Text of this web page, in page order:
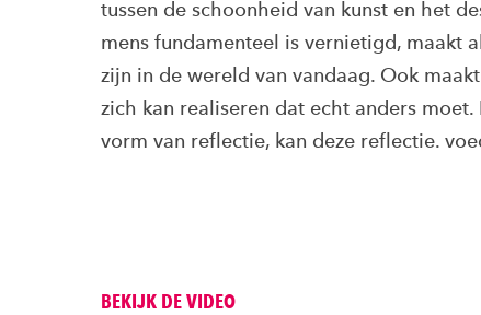
tussen de schoonheid van kunst en het
mens fundamenteel is vernietigd, maakt
zijn in de wereld van vandaag. Ook
zich kan realiseren dat echt anders
vorm van reflectie, kan deze reflectie.
BEKIJK DE VIDEO